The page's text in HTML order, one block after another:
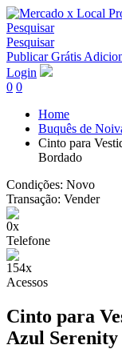
Pesquisar
Pesquisar
Publicar Grátis
Login
0 0
Home
Buquês de
Cinto para
Bordado
Condições: Novo
Transação: Vender
0x
Telefone
154x
Acessos
Cinto para
Azul